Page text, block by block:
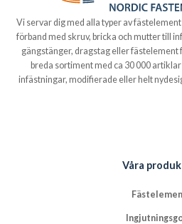
Vi servar dig med alla typer av
förband med skruv, bricka och mutter till
gängstänger, dragstag eller fästelement
breda sortiment med ca 30 000
infästningar, modifierade eller helt
Våra